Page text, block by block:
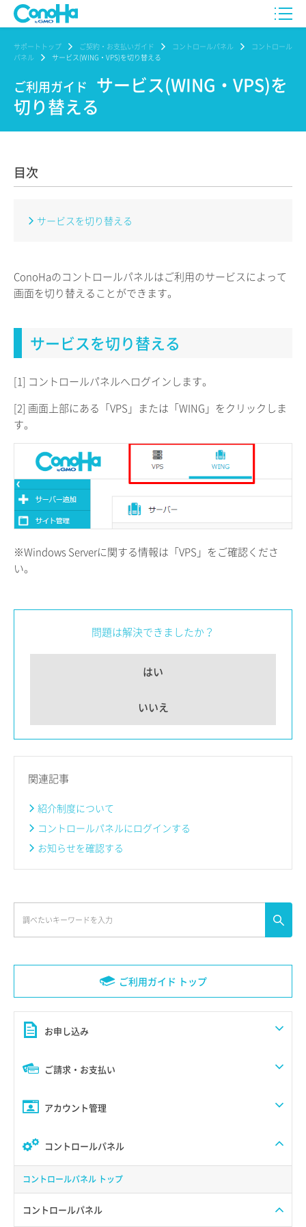
サポートトップ ご契約・お支払いガイド コントロールパネル
コントロール
パネル
サービス(WING・VPS)を切り替える
ご利用ガイド サービス(WING・VPS)を
切り替える
ご利用ガイド トップ
お申し込み
ご請求・お支払い
アカウント管理
コントロールパネル
コントロールパネル トップ
コントロールパネル
目次
サービスを切り替える
ConoHaのコントロールパネルはご利用のサービスによって
画面を切り替えることができます。
サービスを切り替える
[1] コントロールパネルへログインします。
[2] 画面上部にある「VPS」または「WING」をクリックしま
す。
※Windows Serverに関する情報は「VPS」をご確認くださ
い。
問題は解決できましたか？
はい
いいえ
関連記事
紹介制度について
コントロールパネルにログインする
お知らせを確認する